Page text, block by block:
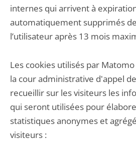
internes qui arrivent à
automatiquement supprimés
l’utilisateur après 13 mois
Les cookies utilisés par
la cour administrative d'appel
recueillir sur les visiteurs les
qui seront utilisées pour
statistiques anonymes et
visiteurs :